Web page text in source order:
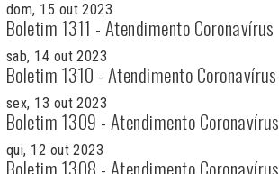
dom, 15 out 2023
Boletim 1311 - Atendimento Coronavírus
sab, 14 out 2023
Boletim 1310 - Atendimento Coronavírus
sex, 13 out 2023
Boletim 1309 - Atendimento Coronavírus
qui, 12 out 2023